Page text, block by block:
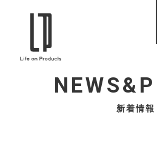
新着情報